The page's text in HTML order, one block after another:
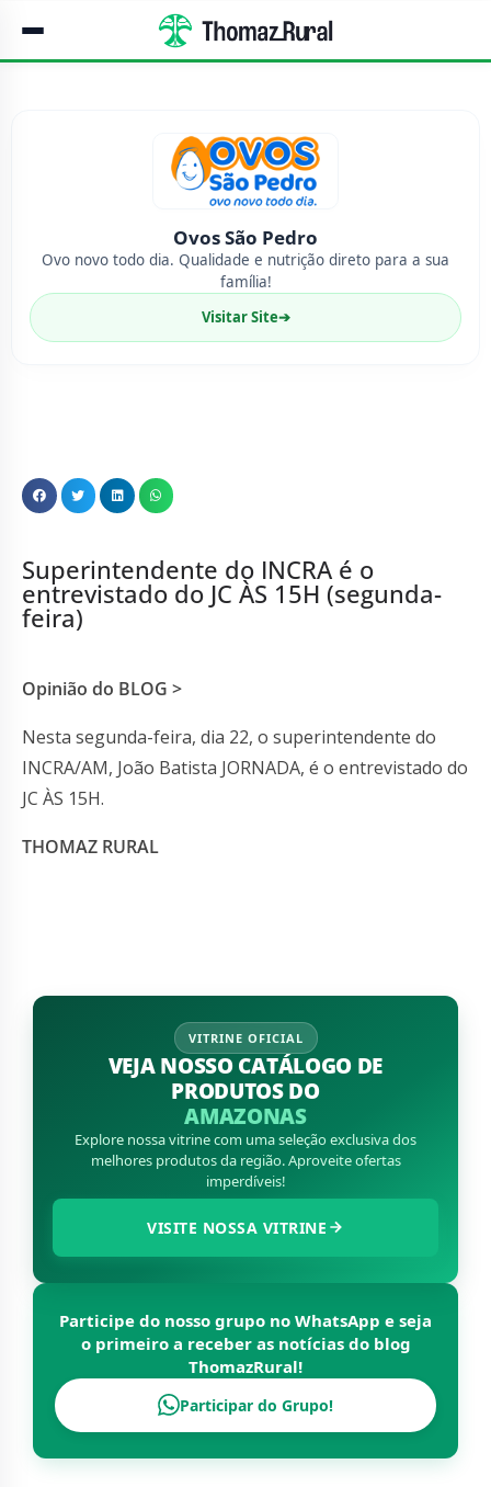
Ovos São Pedro
Ovo novo todo dia. Qualidade e nutrição direto para a sua
família!
Visitar Site➔
Superintendente do INCRA é o
entrevistado do JC ÀS 15H (segunda-
feira)
Opinião do BLOG >
Nesta segunda-feira, dia 22, o superintendente do
INCRA/AM, João Batista JORNADA, é o entrevistado do
JC ÀS 15H.
THOMAZ RURAL
VITRINE OFICIAL
VEJA NOSSO CATÁLOGO DE
PRODUTOS DO
AMAZONAS
Explore nossa vitrine com uma seleção exclusiva dos
melhores produtos da região. Aproveite ofertas
imperdíveis!
VISITE NOSSA VITRINE
Participe do nosso grupo no WhatsApp e seja
o primeiro a receber as notícias do blog
ThomazRural!
Participar do Grupo!